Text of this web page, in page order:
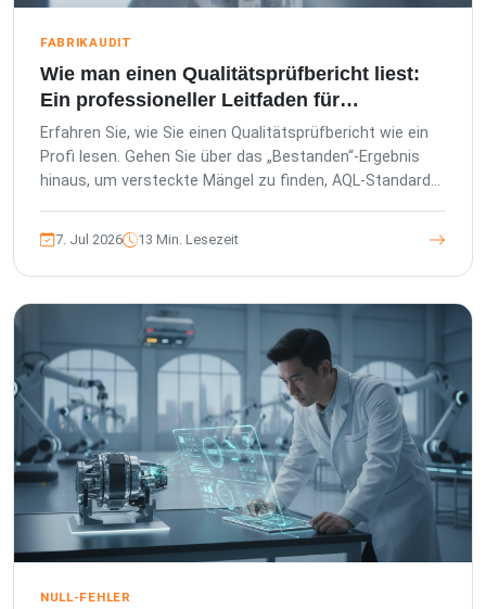
FABRIKAUDIT
Wie man einen Qualitätsprüfbericht liest:
Ein professioneller Leitfaden für
Importeure
Erfahren Sie, wie Sie einen Qualitätsprüfbericht wie ein
Profi lesen. Gehen Sie über das „Bestanden“-Ergebnis
hinaus, um versteckte Mängel zu finden, AQL-Standards
7. Jul 2026 13 Min. Lesezeit
NULL-FEHLER